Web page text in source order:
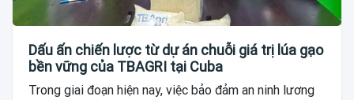
Dấu ấn chiến lược từ dự án chuỗi giá trị lúa gạo
bền vững của TBAGRI tại Cuba
Trong giai đoạn hiện nay, việc bảo đảm an ninh lương